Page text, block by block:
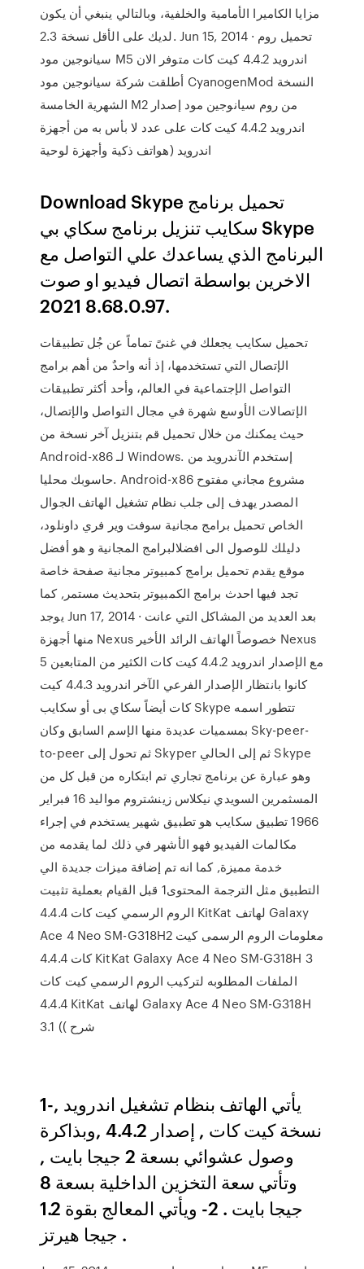
مزايا الكاميرا الأمامية والخلفية، وبالتالي ينبغي أن يكون
لديك على الأقل نسخة 2.3. Jun 15, 2014 · تحميل روم
سيانوجين مود M5 اندرويد 4.4.2 كيت كات متوفر الان
أطلقت شركة سيانوجين مود CyanogenMod النسخة
الشهرية الخامسة M2 من روم سيانوجين مود إصدار
اندرويد 4.4.2 كيت كات على عدد لا بأس به من أجهزة
اندرويد (هواتف ذكية وأجهزة لوحية
Download Skype تحميل برنامج
سكايب تنزيل برنامج سكاي بي Skype
البرنامج الذي يساعدك علي التواصل مع
الاخرين بواسطة اتصال فيديو او صوت
8.68.0.97 2021.
تحميل سكايب يجعلك في غنىً تماماً عن جُل تطبيقات
الإتصال التي تستخدمها، إذ أنه واحدٌ من أهم برامج
التواصل الإجتماعية في العالم، وأحد أكثر تطبيقات
الإتصالات الأوسع شهرة في مجال التواصل والإتصال،
حيث يمكنك من خلال تحميل قم بتنزيل آخر نسخة من
Android-x86 لـ Windows. إستخدم الآندرويد من
حاسوبك محليا. Android-x86 مشروع مجاني مفتوح
المصدر يهدف إلى جلب نظام تشغيل الهاتف الجوال
الخاص تحميل برامج مجانية سوفت وير فري داونلود،
دليلك للوصول الى افضلالبرامج المجانية و هو أفضل
موقع يقدم تحميل برامج كمبيوتر مجانية صفحة خاصة
تجد فيها احدث برامج الكمبيوتر بتحديث مستمر, كما
يوجد Jun 17, 2014 · بعد العديد من المشاكل التي عانت
منها أجهزة Nexus خصوصاً الهاتف الرائد الأخير Nexus
5 مع الإصدار اندرويد 4.4.2 كيت كات الكثير من المتابعين
كانوا بانتظار الإصدار الفرعي الآخر اندرويد 4.4.3 كيت
كات أيضاً سكاي بى أو سكايب Skype تتطور اسمه
بمسميات عديدة منها الإسم السابق وكان Sky-peer-
to-peer ثم تحول إلى Skyper ثم إلى الحالي Skype
وهو عبارة عن برنامج تجاري تم ابتكاره من قبل كل من
المسثمرين السويدي نيكلاس زينشتروم مواليد 16 فبراير
1966 تطبيق سكايب هو تطبيق شهير يستخدم في إجراء
مكالمات الفيديو فهو الأشهر في ذلك لما يقدمه من
خدمة مميزة, كما انه تم إضافة ميزات جديدة الي
التطبيق مثل الترجمة المحتوى1 قبل القيام بعملية تثبيت
الروم الرسمي كيت كات 4.4.4 KitKat لهاتف Galaxy
Ace 4 Neo SM-G318H2 معلومات الروم الرسمى كيت
كات 4.4.4 KitKat Galaxy Ace 4 Neo SM-G318H 3
الملفات المطلوبه لتركيب الروم الرسمي كيت كات
4.4.4 KitKat لهاتف Galaxy Ace 4 Neo SM-G318H
3.1 (( شرح
1-يأتي الهاتف بنظام تشغيل اندرويد ,
نسخة كيت كات , إصدار 4.4.2 ,وبذاكرة
وصول عشوائي بسعة 2 جيجا بايت ,
وتأتي سعة التخزين الداخلية بسعة 8
جيجا بايت . 2- ويأتي المعالج بقوة 1.2
جيجا هيرتز .